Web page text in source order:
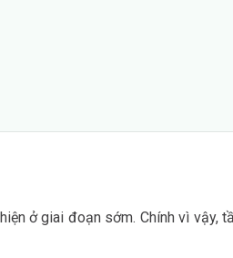
ở giai đoạn sớm. Chính vì